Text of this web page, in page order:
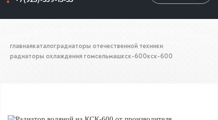
главнаякаталоградиаторы отечественной техники
радиаторы охлаждения гомсельмашкск-600кск-600